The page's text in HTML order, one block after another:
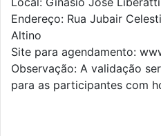
Endereço: Rua Jubair
Altino
Site para agendamento:
Observação: A validação
para as participantes com